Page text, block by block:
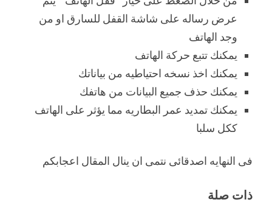
عرض رساله على شاشة القفل للسارق او من
وجد الهاتف
يمكنك تتبع حركة الهاتف
يمكنك اخذ نسخه احتياطيه من بياناتك
يمكنك حذف جميع البيانات من هاتفك
يمكنك تمديد عمر البطاريه مما يؤثر على الهاتف
ككل سلبا
فى النهايه اصدقائى نتمى ان ينال المقال اعجابكم
ذات صلة